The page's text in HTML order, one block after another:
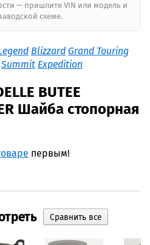
— пришлите VIN или модель и
схеме.
Blizzard Grand Touring
Summit Expedition
BUTEE
Шайба стопорная
первым!